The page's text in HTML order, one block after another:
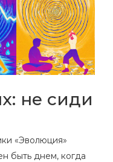
не сиди
«Эволюция»
быть днем, когда